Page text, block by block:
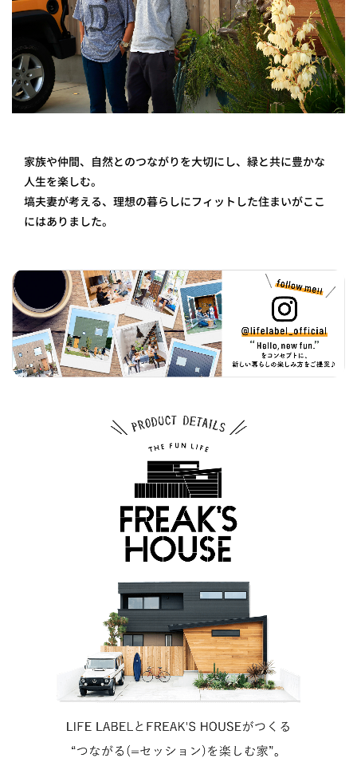
家族や仲間、自然とのつながりを大切にし、緑と共に豊かな
人生を楽しむ。
塙夫妻が考える、理想の暮らしにフィットした住まいがここ
にはありました。